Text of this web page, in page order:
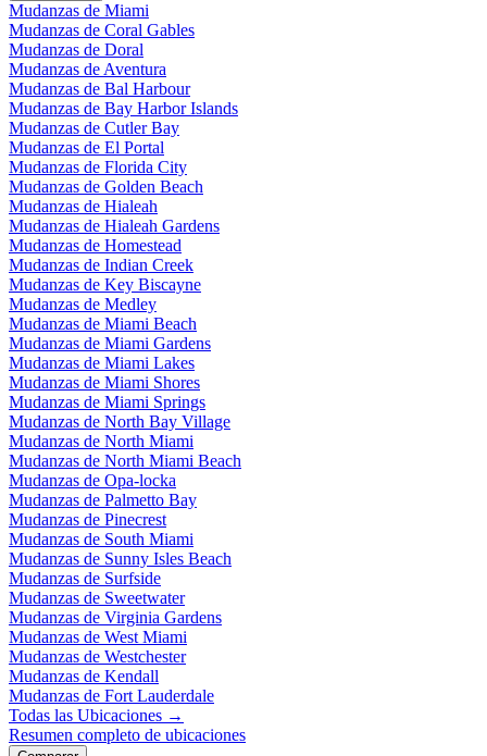
Mudanzas de Miami
Mudanzas de Coral Gables
Mudanzas de Doral
Mudanzas de Aventura
Mudanzas de Bal Harbour
Mudanzas de Bay Harbor Islands
Mudanzas de Cutler Bay
Mudanzas de El Portal
Mudanzas de Florida City
Mudanzas de Golden Beach
Mudanzas de Hialeah
Mudanzas de Hialeah Gardens
Mudanzas de Homestead
Mudanzas de Indian Creek
Mudanzas de Key Biscayne
Mudanzas de Medley
Mudanzas de Miami Beach
Mudanzas de Miami Gardens
Mudanzas de Miami Lakes
Mudanzas de Miami Shores
Mudanzas de Miami Springs
Mudanzas de North Bay Village
Mudanzas de North Miami
Mudanzas de North Miami Beach
Mudanzas de Opa-locka
Mudanzas de Palmetto Bay
Mudanzas de Pinecrest
Mudanzas de South Miami
Mudanzas de Sunny Isles Beach
Mudanzas de Surfside
Mudanzas de Sweetwater
Mudanzas de Virginia Gardens
Mudanzas de West Miami
Mudanzas de Westchester
Mudanzas de Kendall
Mudanzas de Fort Lauderdale
Todas las Ubicaciones →
Resumen completo de ubicaciones